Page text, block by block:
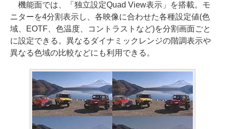
機能面では、「独立設定Quad View表示」を搭載。モ
ニターを4分割表示し、各映像に合わせた各種設定値(色
域、EOTF、色温度、コントラストなど)を分割画面ごと
に設定できる。異なるダイナミックレンジの階調表示や
異なる色域の比較などにも利用できる。